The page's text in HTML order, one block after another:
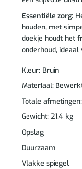
Essentiële zorg:
houden, met
doekje houdt het
onderhoud, ideaal
Kleur: Bruin
Materiaal:
Totale
Gewicht: 21,4 kg
Opslag
Duurzaam
Vlakke spiegel